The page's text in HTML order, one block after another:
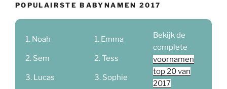
POPULAIRSTE BABYNAMEN 2017
Noah
Sem
Lucas
Emma
Tess
Sophie
Bekijk de
complete
voornamen
top 20 van
2017